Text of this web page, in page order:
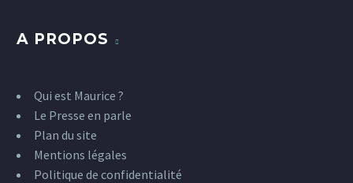
A PROPOS
Qui est Maurice ?
Le Presse en parle
Plan du site
Mentions légales
Politique de confidentialité